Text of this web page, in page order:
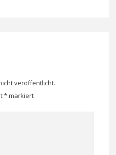
veröffentlicht.
*markiert